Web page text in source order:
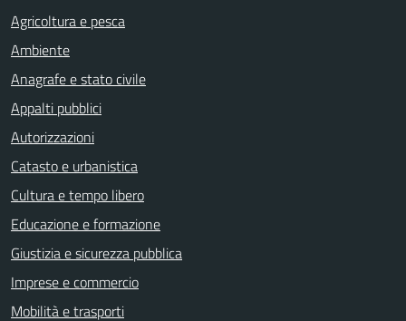
Agricoltura e pesca
Ambiente
Anagrafe e stato civile
Appalti pubblici
Autorizzazioni
Catasto e urbanistica
Cultura e tempo libero
Educazione e formazione
Giustizia e sicurezza pubblica
Imprese e commercio
Mobilità e trasporti